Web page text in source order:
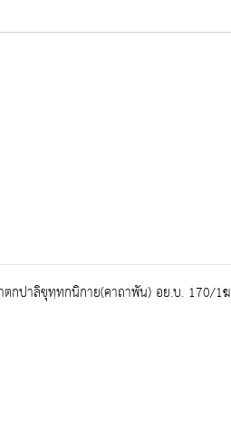
ตกปาลิขุทฺทกนิกาย(คาถาพัน) อย.บ. 170/1ฆ